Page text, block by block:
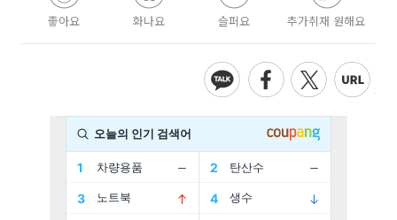
좋아요 화나요 슬퍼요 추가취재 원해요